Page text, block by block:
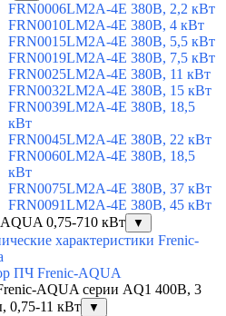
FRN0006LM2A-4E 380В, 2,2 кВт
FRN0010LM2A-4E 380В, 4 кВт
FRN0015LM2A-4E 380В, 5,5 кВт
FRN0019LM2A-4E 380В, 7,5 кВт
FRN0025LM2A-4E 380В, 11 кВт
FRN0032LM2A-4E 380В, 15 кВт
FRN0039LM2A-4E 380В, 18,5
кВт
FRN0045LM2A-4E 380В, 22 кВт
FRN0060LM2A-4E 380В, 18,5
кВт
FRN0075LM2A-4E 380В, 37 кВт
FRN0091LM2A-4E 380В, 45 кВт
0,75-710 кВт
▼
характеристики Frenic-
ПЧ Frenic-AQUA
AQUA серии AQ1 400В, 3
0,75-11 кВт
▼